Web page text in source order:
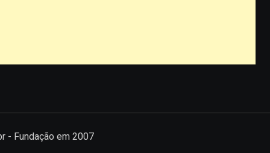
- Fundação em 2007